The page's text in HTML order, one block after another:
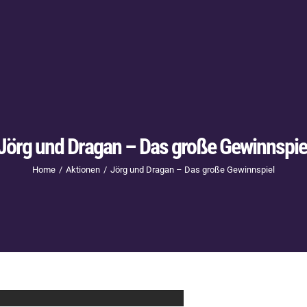
und Dragan – Das große
Home Aktionen Jörg und Dragan – Das große Gewinnspiel